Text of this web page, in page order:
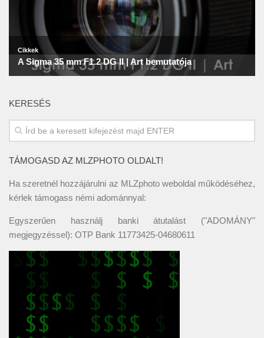
KERESÉS
TÁMOGASD AZ MLZPHOTO OLDALT!
Ha szeretnél hozzájárulni az MLZphoto weboldal működéséhez,
kérlek támogass némi adománnyal:
Egyszerűen használj banki átutalást ("ADOMÁNY"
megjegyzéssel): OTP Bank 11773425-04680611